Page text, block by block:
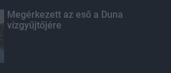
Megérkezett az eső a Duna
vízgyűjtőjére